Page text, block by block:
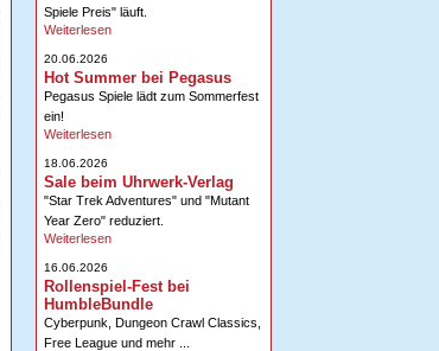
Spiele Preis" läuft.
Weiterlesen
20.06.2026
Hot Summer bei Pegasus
Pegasus Spiele lädt zum Sommerfest
ein!
Weiterlesen
18.06.2026
Sale beim Uhrwerk-Verlag
"Star Trek Adventures" und "Mutant
Year Zero" reduziert.
Weiterlesen
16.06.2026
Rollenspiel-Fest bei
HumbleBundle
Cyberpunk, Dungeon Crawl Classics,
Free League und mehr ...